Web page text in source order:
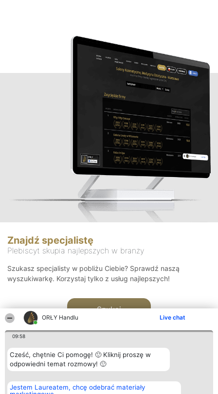
ORŁY Handlu Live chat
09:58
Cześć, chętnie Ci pomogę! 🙂 Kliknij proszę w
odpowiedni temat rozmowy! 🙂
Jestem Laureatem, chcę odebrać materiały
Znajdź specjalistę
Plebiscyt skupia najlepszych w branży
Szukasz specjalisty w pobliżu Ciebie? Sprawdź naszą
wyszukiwarkę. Korzystaj tylko z usług najlepszych!
Szukaj
Organizator plebiscytu
Bright Side Solutions sp. z o.
Plebiscyt
Laureaci
Kontakt
Kontakt